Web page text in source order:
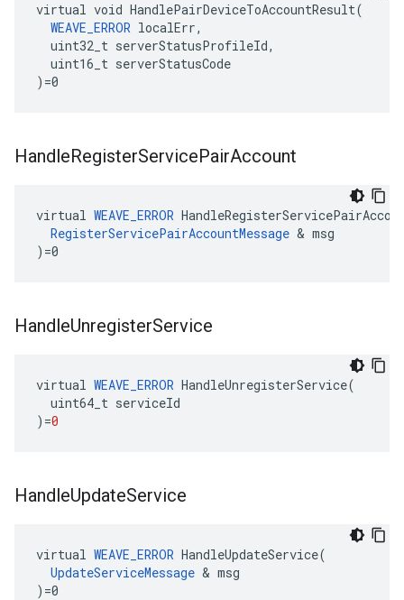
virtual void HandlePairDeviceToAccountResult(
WEAVE_ERROR localErr,
  uint32_t serverStatusProfileId,
  uint16_t serverStatusCode
)=0
HandleRegisterServicePairAccount
virtual WEAVE_ERROR
RegisterServicePairAccountMessage & msg
)=0
HandleUnregisterService
virtual WEAVE_ERROR HandleUnregisterService(
uint64_t serviceId
) =0
HandleUpdateService
virtual WEAVE_ERROR HandleUpdateService(
UpdateServiceMessage & msg
)=0